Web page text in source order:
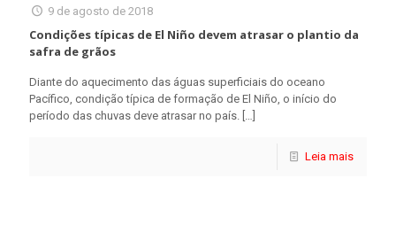
9 de agosto de 2018
Condições típicas de El Niño devem atrasar o plantio da
safra de grãos
Diante do aquecimento das águas superficiais do oceano
Pacífico, condição típica de formação de El Niño, o início do
período das chuvas deve atrasar no país. […]
Leia mais